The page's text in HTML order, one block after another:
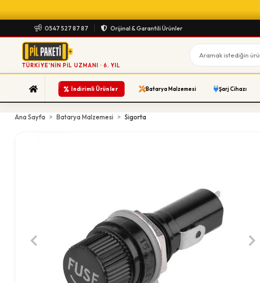
0547 527 87 87 Orijinal & Garantili Ürünler
TÜRKIYE'NIN PIL UZMANI · 6. YIL
% İndirimli Ürünler Batarya Malzemesi Şarj Cihazı
Ana Sayfa Batarya Malzemesi Sigorta